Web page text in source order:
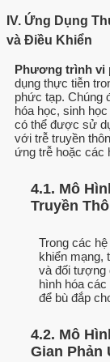
IV. Ứng Dụng
và Điều Khiển
Phương trình vi
dụng thực tiễn
phức tạp. Chúng
hóa học, sinh
có thể được sử
với trễ truyền
ứng trễ hoặc các
4.1. Mô
Truyền
Trong các
khiển mạng,
và đối tượng
hình hóa
để bù đắp
4.2. Mô
Gian Phản